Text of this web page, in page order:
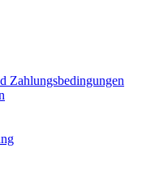
Zahlungsbedingungen